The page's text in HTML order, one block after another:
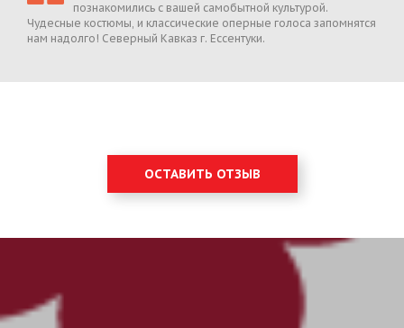
познакомились с вашей самобытной культурой.
Чудесные костюмы, и классические оперные голоса запомнятся
нам надолго! Северный Кавказ г. Ессентуки.
ОСТАВИТЬ ОТЗЫВ